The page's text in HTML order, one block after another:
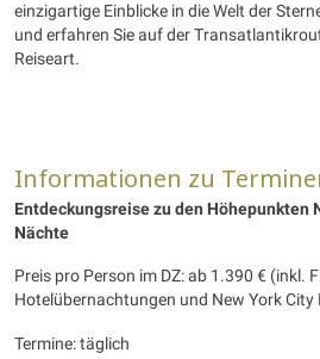
einzigartige Einblicke in die Welt der
und erfahren Sie auf der
Reiseart.
Informationen zu
Entdeckungsreise zu den Höhepunkten
Nächte
Preis pro Person im DZ: ab 1.390 € (inkl.
Hotelübernachtungen und New York City
Termine: täglich